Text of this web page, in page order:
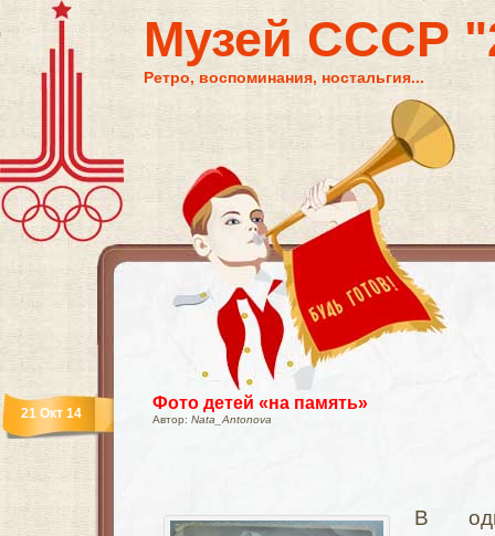
Музей СССР
Ретро, воспоминания, ностальгия...
Фото детей «на память»
Автор: Nata_Antonova
21 Окт 14
В